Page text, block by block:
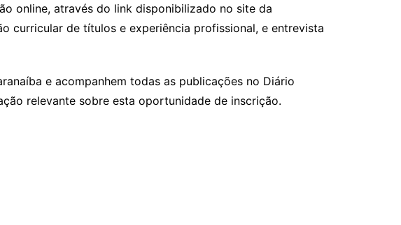
online, através do link disponibilizado no site da
curricular de títulos e experiência profissional, e entrevista
e acompanhem todas as publicações no Diário
relevante sobre esta oportunidade de inscrição.